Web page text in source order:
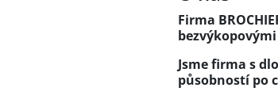
Firma
Jsme firma s
působností po